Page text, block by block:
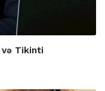
və Tikinti